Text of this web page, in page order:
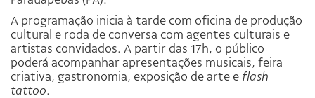
A programação inicia à tarde com oficina de produção
cultural e roda de conversa com agentes culturais e
artistas convidados. A partir das 17h, o público
poderá acompanhar apresentações musicais, feira
criativa, gastronomia, exposição de arte e flash
tattoo.